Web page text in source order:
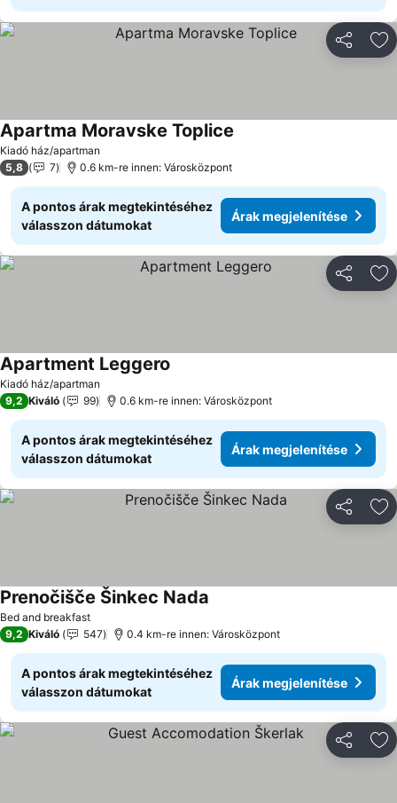
Kiadó ház/apartman
Apartma Moravske Toplice
5,8 7 0.6 km-re innen: Városközpont
A pontos árak megtekintéséhez
válasszon dátumokat
Árak megjelenítése
Kiadó ház/apartman
Apartment Leggero
9,2 Kiváló 99 0.6 km-re innen: Városközpont
A pontos árak megtekintéséhez
válasszon dátumokat
Árak megjelenítése
Bed and breakfast
Prenočišče Šinkec Nada
9,2 Kiváló 547 0.4 km-re innen: Városközpont
A pontos árak megtekintéséhez
válasszon dátumokat
Árak megjelenítése